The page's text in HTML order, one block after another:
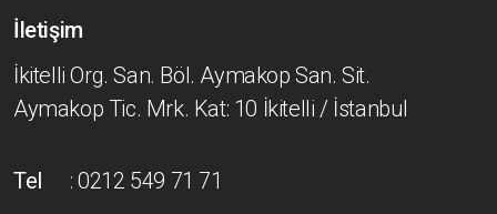
İletişim
İkitelli Org. San. Böl. Aymakop San. Sit.
Aymakop Tic. Mrk. Kat: 10 İkitelli / İstanbul
Tel
: 0212 549 71 71